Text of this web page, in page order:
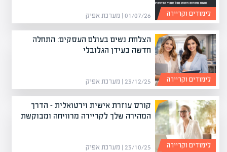
01/07/26 | מערכת אפיק לימודים וקריירה
הצלחת נשים בעולם העסקים: התחלה
חדשה בעידן הגלובלי
23/12/25 | מערכת אפיק לימודים וקריירה
קורס עוזרת אישית וירטואלית – הדרך
המהירה שלך לקריירה מרוויחה ומבוקשת
23/10/25 | מערכת אפיק לימודים וקריירה